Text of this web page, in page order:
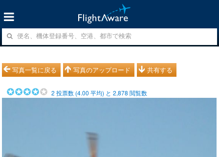
写真一覧に戻る 写真のアップロード 共有する
2 投票数 (4.00 平均) と2,878 閲覧数